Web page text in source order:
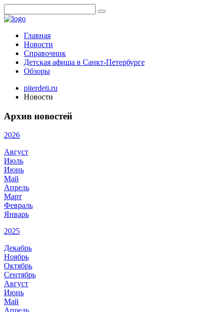
Главная
Новости
Справочник
Детская афиша в Санкт-Петербурге
Обзоры
piterdeti.ru
Новости
Архив новостей
2026
Август
Июль
Июнь
Май
Апрель
Март
Февраль
Январь
2025
Декабрь
Ноябрь
Октябрь
Сентябрь
Август
Июнь
Май